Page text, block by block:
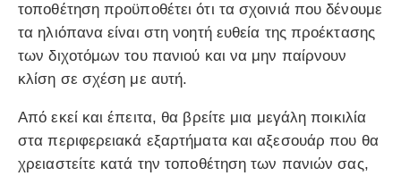
τοποθέτηση προϋποθέτει ότι τα σχοινιά που δένουμε
τα ηλιόπανα είναι στη νοητή ευθεία της προέκτασης
των διχοτόμων του πανιού και να μην παίρνουν
κλίση σε σχέση με αυτή.
Από εκεί και έπειτα, θα βρείτε μια μεγάλη ποικιλία
στα περιφερειακά εξαρτήματα και αξεσουάρ που θα
χρειαστείτε κατά την τοποθέτηση των πανιών σας,